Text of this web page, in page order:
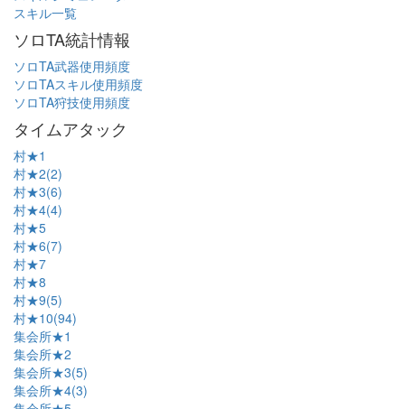
スキル一覧
ソロTA統計情報
ソロTA武器使用頻度
ソロTAスキル使用頻度
ソロTA狩技使用頻度
タイムアタック
村★1
村★2(2)
村★3(6)
村★4(4)
村★5
村★6(7)
村★7
村★8
村★9(5)
村★10(94)
集会所★1
集会所★2
集会所★3(5)
集会所★4(3)